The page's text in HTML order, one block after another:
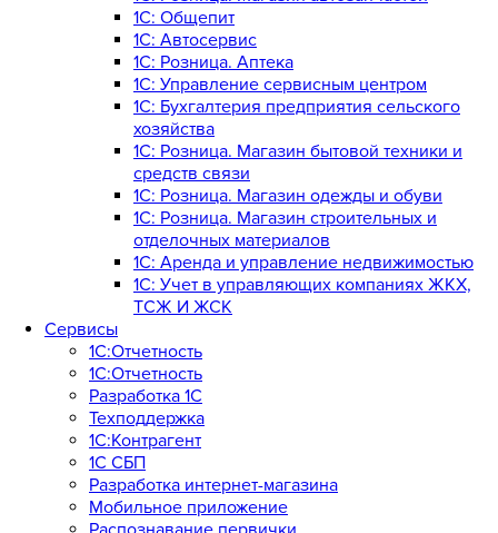
1C: Общепит
1С: Автосервис
1С: Розница. Аптека
1С: Управление сервисным центром
1С: Бухгалтерия предприятия сельского
хозяйства
1С: Розница. Магазин бытовой техники и
средств связи
1С: Розница. Магазин одежды и обуви
1С: Розница. Магазин строительных и
отделочных материалов
1С: Аренда и управление недвижимостью
1C: Учет в управляющих компаниях ЖКХ,
ТСЖ И ЖСК
Сервисы
1С:Отчетность
1С:Отчетность
Разработка 1С
Техподдержка
1С:Контрагент
1С СБП
Разработка интернет-магазина
Мобильное приложение